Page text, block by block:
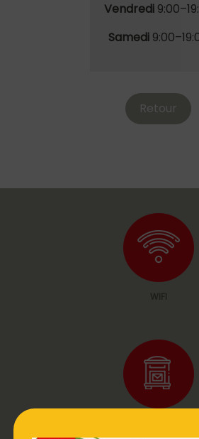
Vendredi 9:00–19
Samedi 9:00–19
Retour